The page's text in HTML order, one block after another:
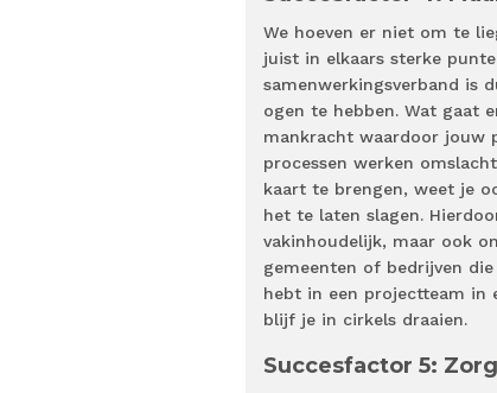
We hoeven er niet om te
juist in elkaars sterke
samenwerkingsverband is
ogen te hebben. Wat gaat
mankracht waardoor jouw
processen werken
kaart te brengen, weet je
het te laten slagen.
vakinhoudelijk, maar ook
gemeenten of bedrijven
hebt in een projectteam in
blijf je in cirkels draaien.
Succesfactor 5: